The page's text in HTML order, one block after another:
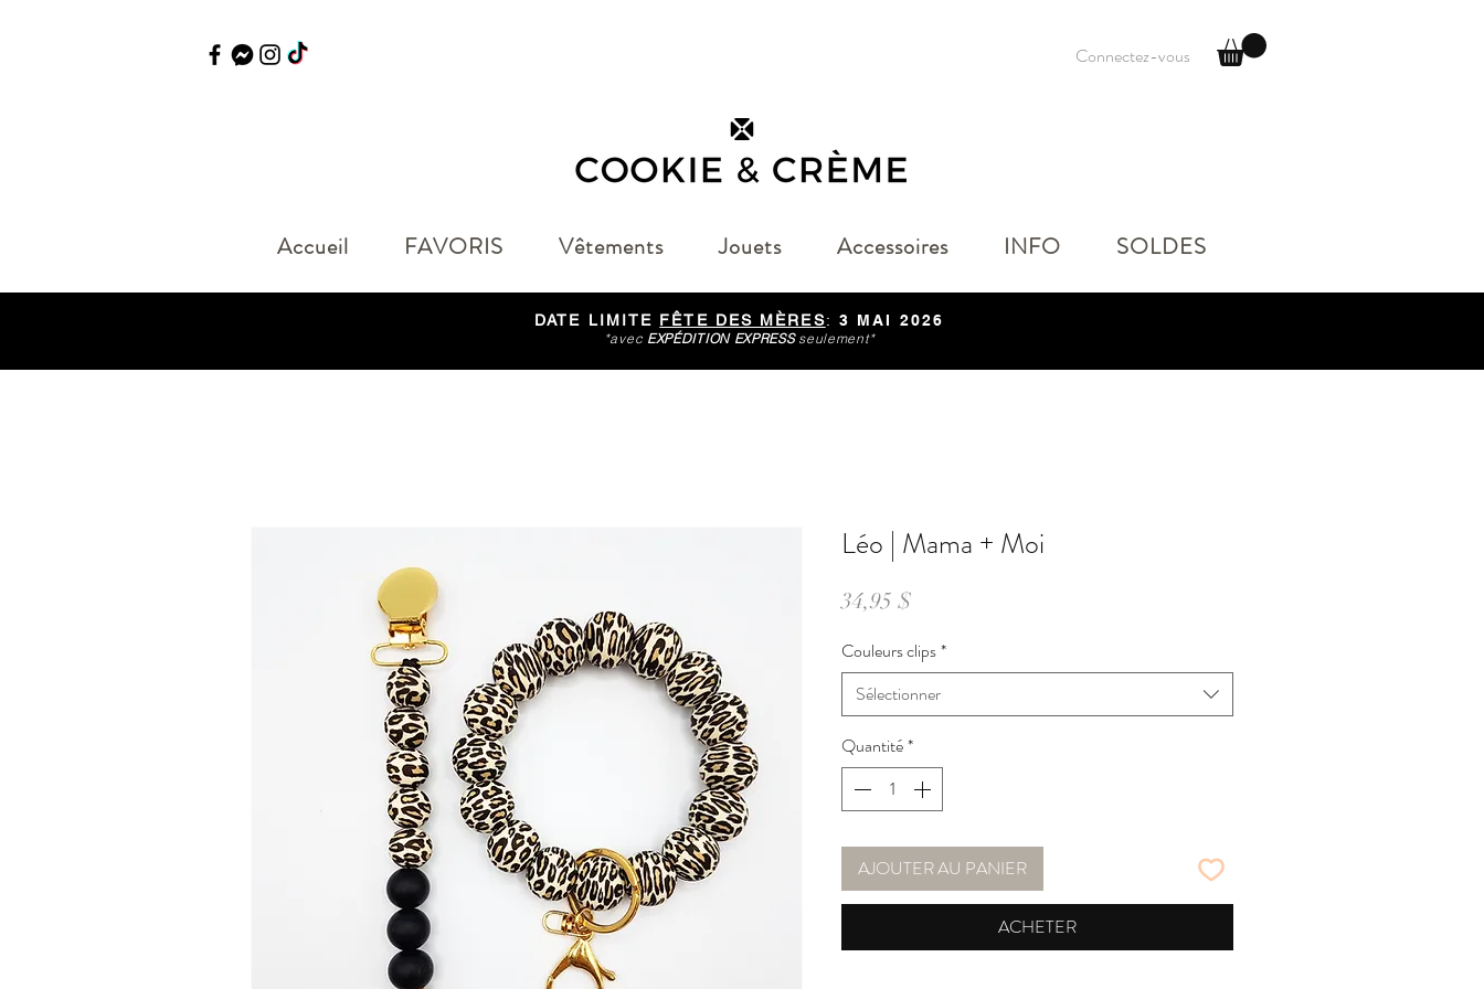
Connectez-vous
Accueil FAVORIS Vêtements Jouets Accessoires INFO SOLDES
DATE LIMITE FÊTE DES MÈRES: 3 MAI 2026
*avec EXPÉDITION EXPRESSseulement*
Léo | Mama + Moi
34,95 $
Couleurs clips*
Sélectionner
Quantité*
AJOUTER AU PANIER
ACHETER